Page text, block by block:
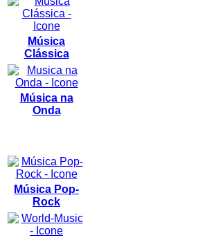
Música
Clássica
Música na
Onda
Música Pop-
Rock